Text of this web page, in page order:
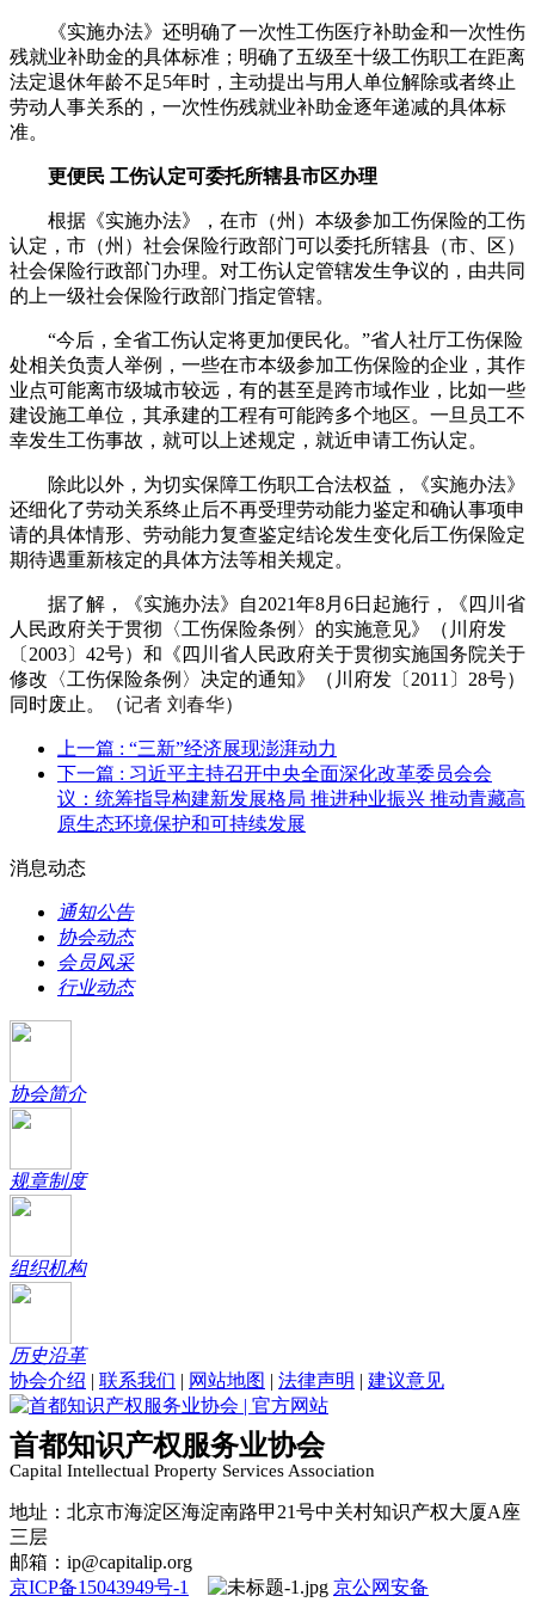
《实施办法》还明确了一次性工伤医疗补助金和一次性伤
残就业补助金的具体标准；明确了五级至十级工伤职工在距离
法定退休年龄不足5年时，主动提出与用人单位解除或者终止
劳动人事关系的，一次性伤残就业补助金逐年递减的具体标
准。
更便民 工伤认定可委托所辖县市区办理
根据《实施办法》，在市（州）本级参加工伤保险的工伤
认定，市（州）社会保险行政部门可以委托所辖县（市、区）
社会保险行政部门办理。对工伤认定管辖发生争议的，由共同
的上一级社会保险行政部门指定管辖。
“今后，全省工伤认定将更加便民化。”省人社厅工伤保险
处相关负责人举例，一些在市本级参加工伤保险的企业，其作
业点可能离市级城市较远，有的甚至是跨市域作业，比如一些
建设施工单位，其承建的工程有可能跨多个地区。一旦员工不
幸发生工伤事故，就可以上述规定，就近申请工伤认定。
除此以外，为切实保障工伤职工合法权益，《实施办法》
还细化了劳动关系终止后不再受理劳动能力鉴定和确认事项申
请的具体情形、劳动能力复查鉴定结论发生变化后工伤保险定
期待遇重新核定的具体方法等相关规定。
据了解，《实施办法》自2021年8月6日起施行，《四川省
人民政府关于贯彻〈工伤保险条例〉的实施意见》（川府发
〔2003〕42号）和《四川省人民政府关于贯彻实施国务院关于
修改〈工伤保险条例〉决定的通知》（川府发〔2011〕28号）
同时废止。（记者 刘春华）
上一篇 : “三新”经济展现澎湃动力
下一篇 : 习近平主持召开中央全面深化改革委员会会
议：统筹指导构建新发展格局 推进种业振兴 推动青藏高
原生态环境保护和可持续发展
消息动态
通知公告
协会动态
会员风采
行业动态
协会简介
规章制度
组织机构
历史沿革
协会介绍
联系我们 网站地图 法律声明 建议意见
首都知识产权服务业协会
Capital Intellectual Property Services Association
地址：北京市海淀区海淀南路甲21号中关村知识产权大厦A座
三层
邮箱：ip@capitalip.org
京ICP备15043949号-1
京公网安备